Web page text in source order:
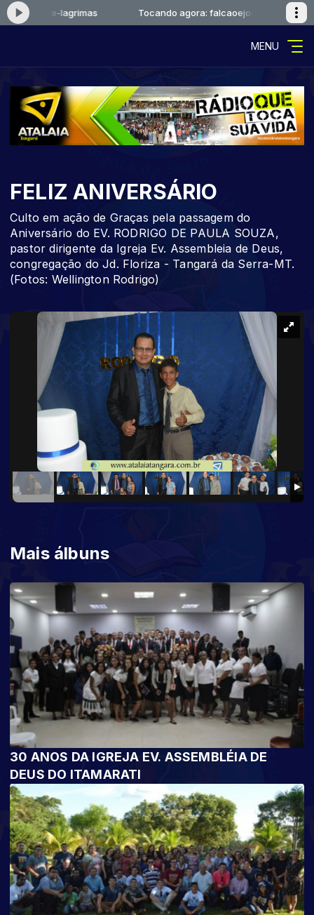
lagrimas Tocando agora: falcaoejosue-lagrimas
MENU
FELIZ ANIVERSÁRIO
Culto em ação de Graças pela passagem do
Aniversário do EV. RODRIGO DE PAULA SOUZA,
pastor dirigente da Igreja Ev. Assembleia de Deus,
congregação do Jd. Floriza - Tangará da Serra-MT.
(Fotos: Wellington Rodrigo)
Mais álbuns
30 ANOS DA IGREJA EV. ASSEMBLÉIA DE
DEUS DO ITAMARATI